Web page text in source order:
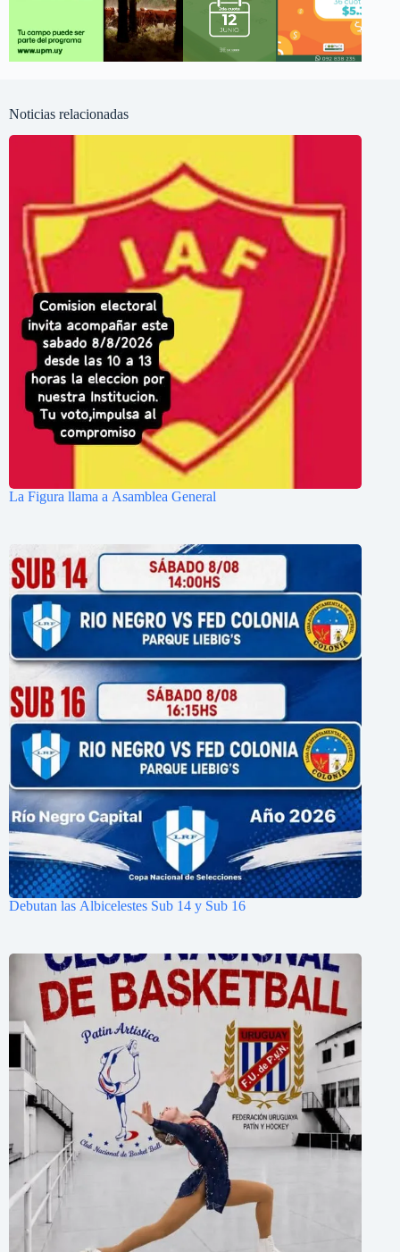
Noticias relacionadas
La Figura llama a Asamblea General
Debutan las Albicelestes Sub 14 y Sub 16